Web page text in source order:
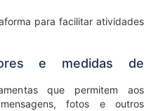
para facilitar atividades
e medidas de
que permitem aos
fotos e outros